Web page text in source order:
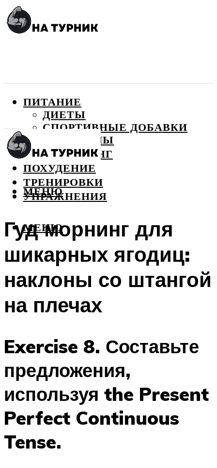
ПИТАНИЕ
ДИЕТЫ
СПОРТИВНЫЕ ДОБАВКИ
ВИТАМИНЫ
БОДИБИЛДИНГ
ПОХУДЕНИЕ
ТРЕНИРОВКИ
УПРАЖНЕНИЯ
МЕНЮ
МЕНЮ
Гуд морнинг для
шикарных ягодиц:
наклоны со штангой
на плечах
Exercise 8. Составьте
предложения,
используя the Present
Perfect Continuous
Tense.